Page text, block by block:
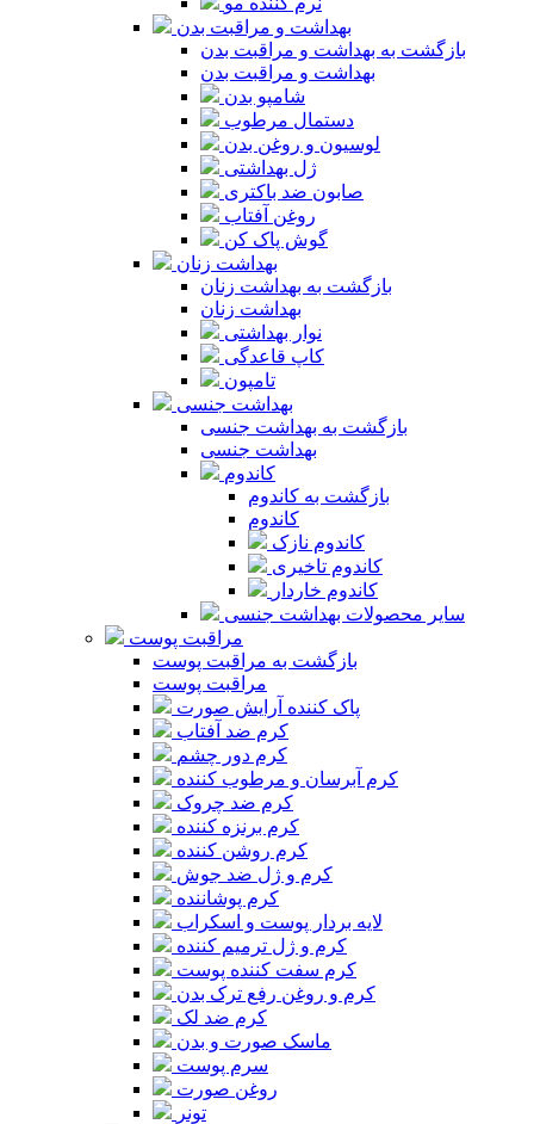
بهداشت و مراقبت بدن
بازگشت به بهداشت و مراقبت بدن
بهداشت و مراقبت بدن
شامپو بدن
دستمال مرطوب
لوسیون و روغن بدن
ژل بهداشتی
صابون ضد باکتری
روغن آفتاب
گوش پاک کن
بهداشت زنان
بازگشت به بهداشت زنان
بهداشت زنان
نوار بهداشتی
کاپ قاعدگی
تامپون
بهداشت جنسی
بازگشت به بهداشت جنسی
بهداشت جنسی
کاندوم
بازگشت به کاندوم
کاندوم
کاندوم نازک
کاندوم تاخیری
کاندوم خاردار
سایر محصولات بهداشت جنسی
مراقبت پوست
بازگشت به مراقبت پوست
مراقبت پوست
پاک کننده آرایش صورت
کرم ضد آفتاب
کرم دور چشم
کرم آبرسان و مرطوب کننده
کرم ضد چروک
کرم برنزه کننده
کرم روشن کننده
کرم و ژل ضد جوش
کرم پوشاننده
لایه بردار پوست و اسکراب
کرم و ژل ترمیم کننده
کرم سفت کننده پوست
کرم و روغن رفع ترک بدن
کرم ضد لک
ماسک صورت و بدن
سرم پوست
روغن صورت
تونر